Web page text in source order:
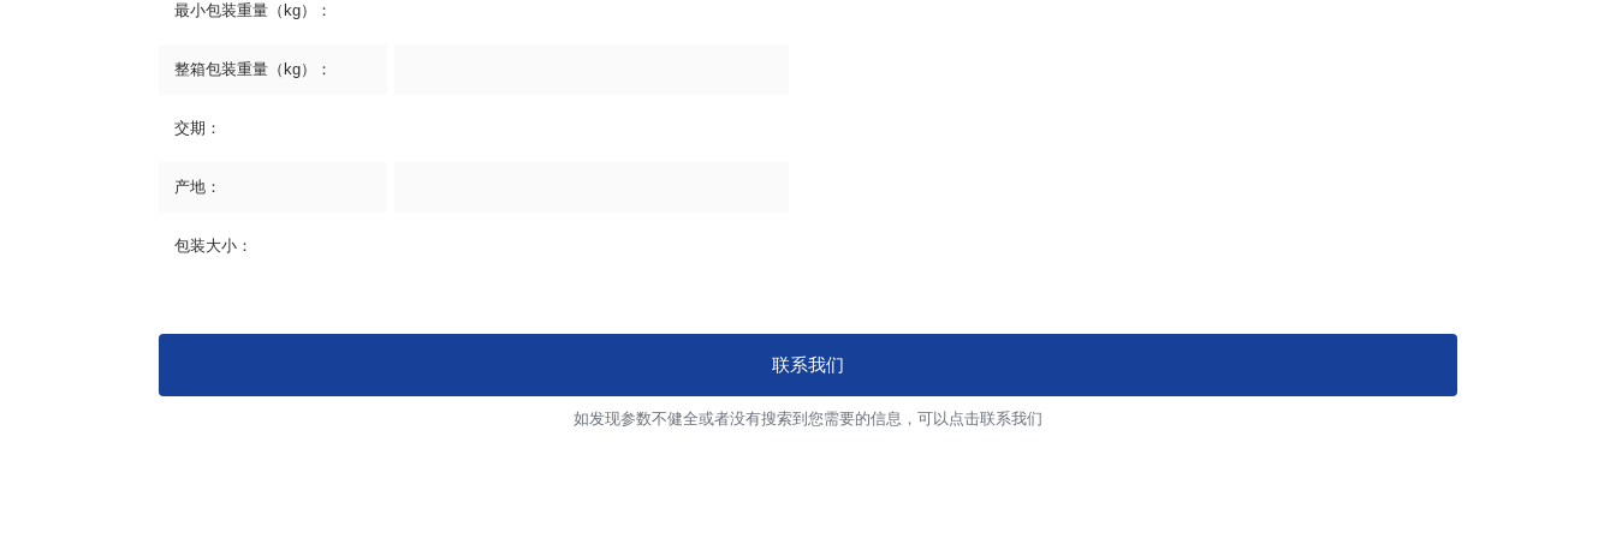
最小包装重量（kg）：
整箱包装重量（kg）：
交期：
产地：
包装大小：
联系我们
如发现参数不健全或者没有搜索到您需要的信息，可以点击联系我们